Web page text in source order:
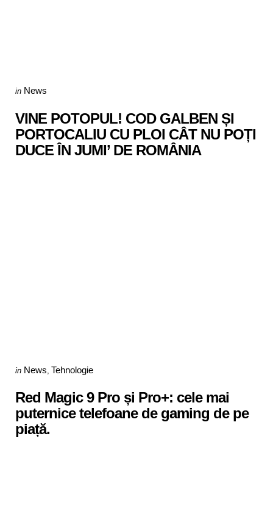
Categories
Posted
in News
VINE POTOPUL! COD GALBEN ȘI
PORTOCALIU CU PLOI CÂT NU POȚI
DUCE ÎN JUMI’ DE ROMÂNIA
Categories
Posted
in News Tehnologie
Red Magic 9 Pro și Pro+: cele mai
puternice telefoane de gaming de pe
piață.